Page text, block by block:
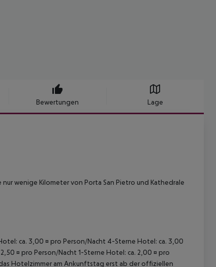
Bewertungen Lage
nur wenige Kilometer von Porta San Pietro und Kathedrale
ca. 3,00 ¤ pro Person/Nacht 4-Sterne Hotel: ca. 3,00
¤ pro Person/Nacht 1-Sterne Hotel: ca. 2,00 ¤ pro
Hotelzimmer am Ankunftstag erst ab der offiziellen